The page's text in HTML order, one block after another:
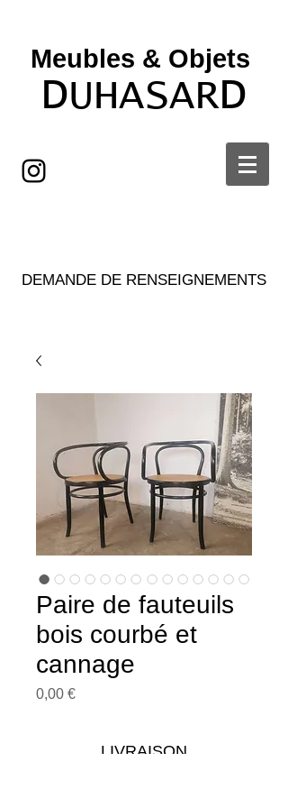
Meubles & Objets ​
DUHASARD
DEMANDE DE RENSEIGNEMENTS
Paire de fauteuils
bois courbé et
cannage
0,00 €Prix
LIVRAISON